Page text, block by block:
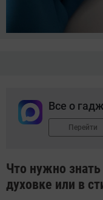
Все о
Перейти
Что нужно
духовке или в